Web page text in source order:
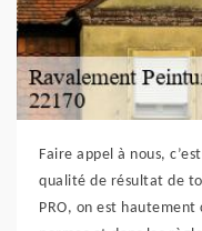
Faire appel à nous,
qualité de résultat de
PRO, on est